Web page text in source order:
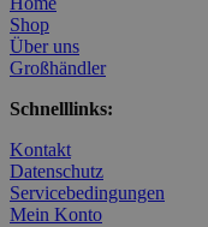
Shop
Über uns
Großhändler
Schnelllinks:
Kontakt
Datenschutz
Servicebedingungen
Mein Konto